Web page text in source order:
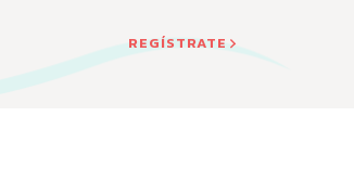
REGÍSTRATE